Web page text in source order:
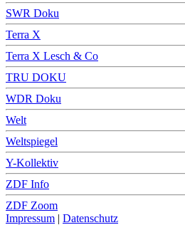
SWR Doku
Terra X
Terra X Lesch & Co
TRU DOKU
WDR Doku
Welt
Weltspiegel
Y-Kollektiv
ZDF Info
ZDF Zoom
Impressum | Datenschutz